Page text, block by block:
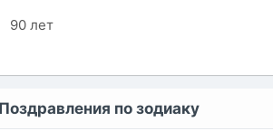
90 лет
Поздравления по зодиаку